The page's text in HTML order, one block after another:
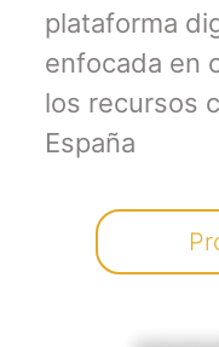
plataforma
enfocada en
los recursos
España